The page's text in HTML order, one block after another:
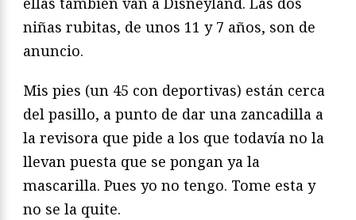
niñas rubitas, de unos 11 y 7 años, son de
anuncio.
Mis pies (un 45 con deportivas) están cerca
del pasillo, a punto de dar una zancadilla a
la revisora que pide a los que todavía no la
llevan puesta que se pongan ya la
mascarilla. Pues yo no tengo. Tome esta y
no se la quite.